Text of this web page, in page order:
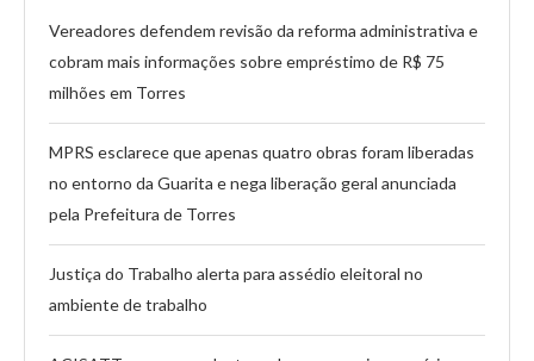
Vereadores defendem revisão da reforma administrativa e
cobram mais informações sobre empréstimo de R$ 75
milhões em Torres
MPRS esclarece que apenas quatro obras foram liberadas
no entorno da Guarita e nega liberação geral anunciada
pela Prefeitura de Torres
Justiça do Trabalho alerta para assédio eleitoral no
ambiente de trabalho